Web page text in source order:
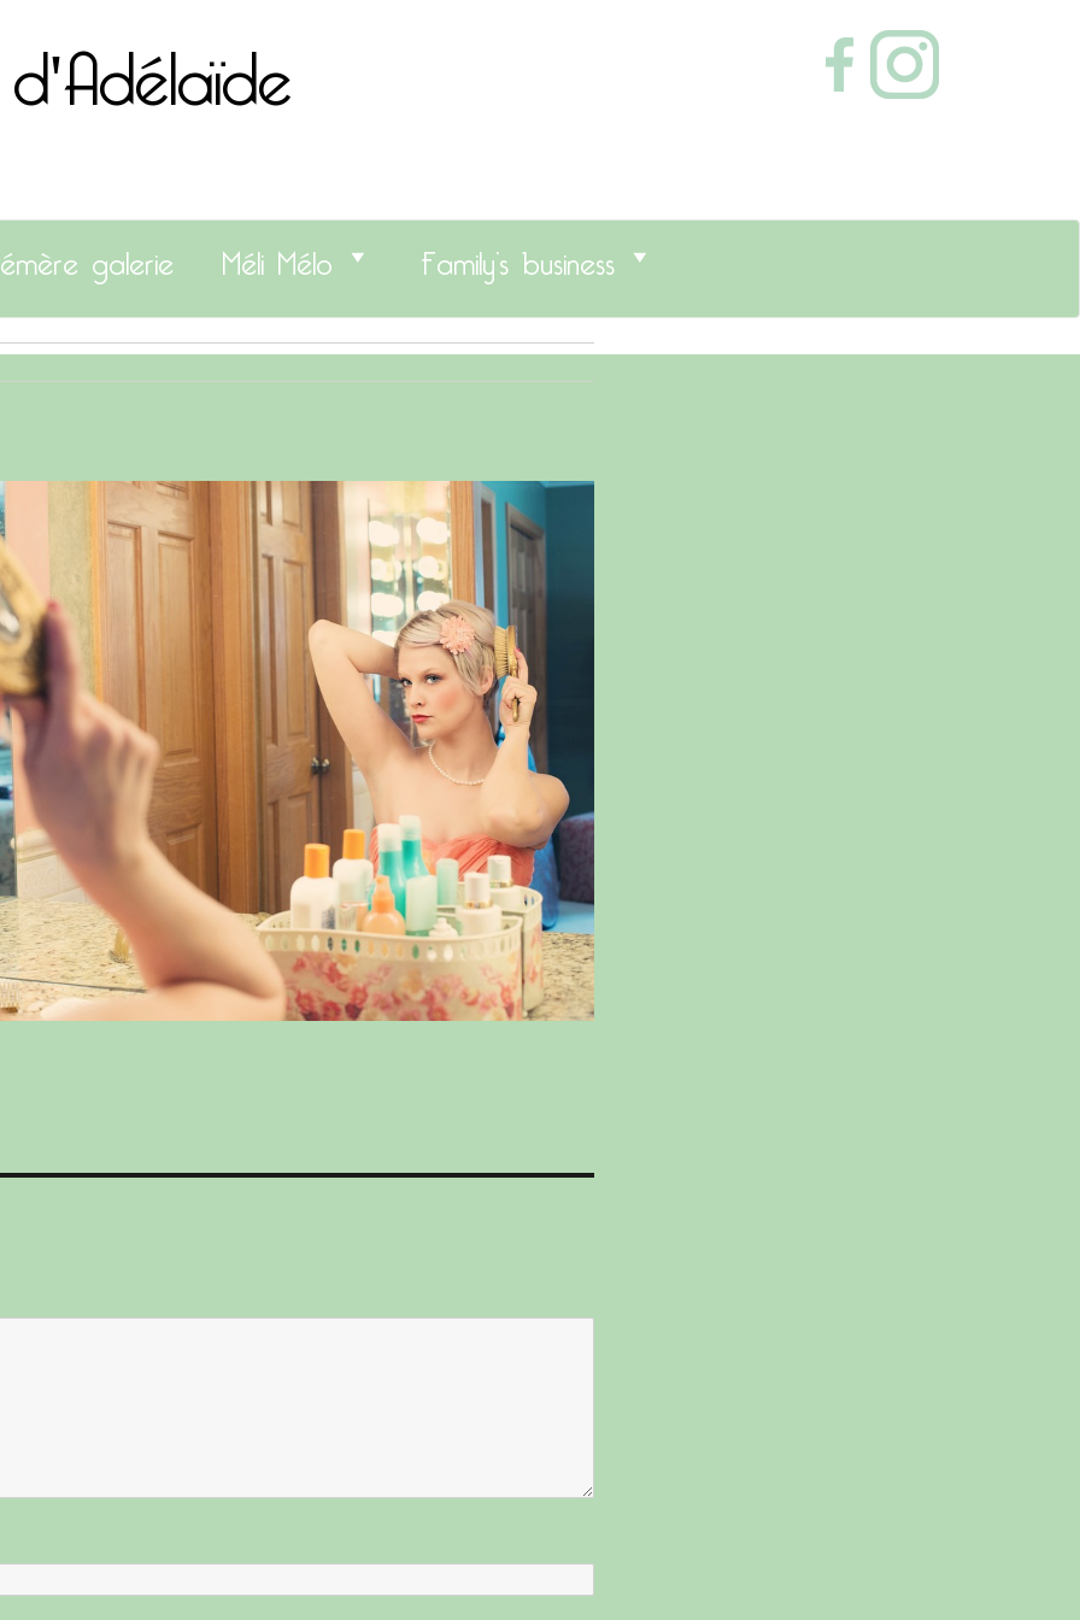
galerie Méli Mélo Family’s business